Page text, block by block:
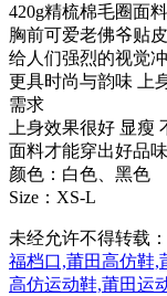
420g精梳棉毛圈面
胸前可爱老佛爷贴
给人们强烈的视觉
更具时尚与韵味 上
需求
上身效果很好 显瘦
面料才能穿出好品味
颜色：白色、黑色
Size：XS-L
未经允许不得转载：
福档口,莆田高仿鞋,
高仿运动鞋,莆田运